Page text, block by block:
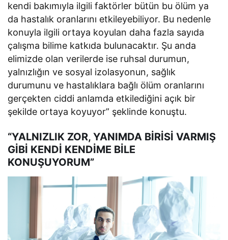
kendi bakımıyla ilgili faktörler bütün bu ölüm ya
da hastalık oranlarını etkileyebiliyor. Bu nedenle
konuyla ilgili ortaya koyulan daha fazla sayıda
çalışma bilime katkıda bulunacaktır. Şu anda
elimizde olan verilerde ise ruhsal durumun,
yalnızlığın ve sosyal izolasyonun, sağlık
durumunu ve hastalıklara bağlı ölüm oranlarını
gerçekten ciddi anlamda etkilediğini açık bir
şekilde ortaya koyuyor” şeklinde konuştu.
“YALNIZLIK ZOR, YANIMDA BİRİSİ VARMIŞ
GİBİ KENDİ KENDİME BİLE
KONUŞUYORUM”